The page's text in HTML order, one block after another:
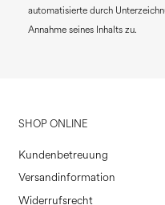
automatisierte durch
Annahme seines Inhalts zu.
SHOP ONLINE
Kundenbetreuung
Versandinformation
Widerrufsrecht